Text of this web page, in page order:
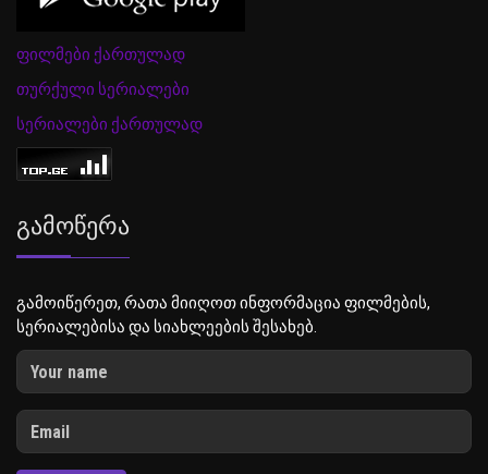
ფილმები ქართულად
თურქული სერიალები
სერიალები ქართულად
Გამოწერა
გამოიწერეთ, რათა მიიღოთ ინფორმაცია ფილმების,
სერიალებისა და სიახლეების შესახებ.